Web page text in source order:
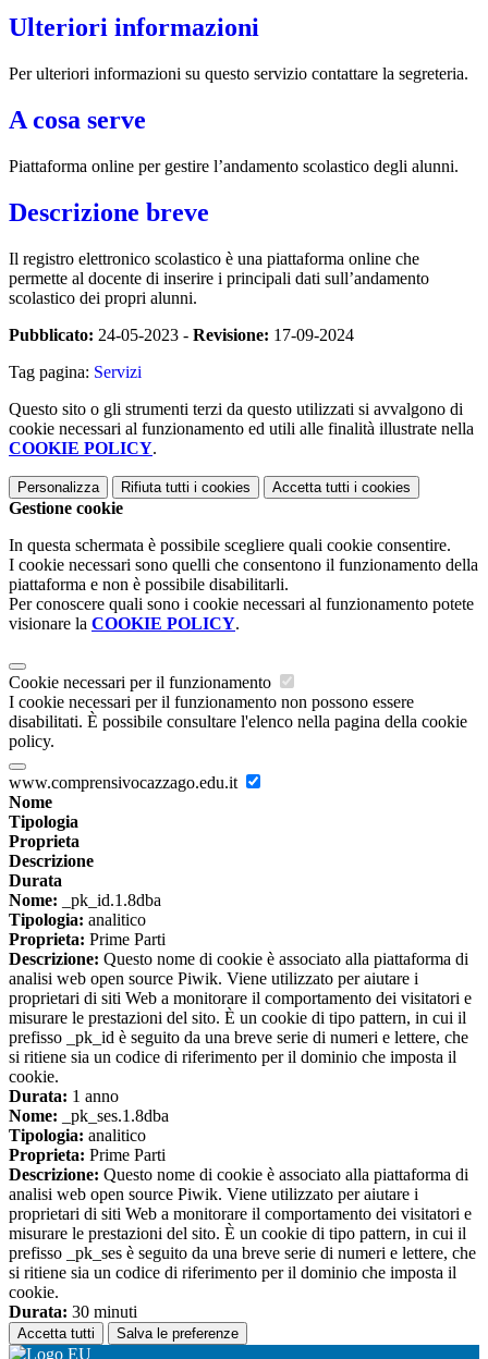
Ulteriori informazioni
Per ulteriori informazioni su questo servizio contattare la segreteria.
A cosa serve
Piattaforma online per gestire l’andamento scolastico degli alunni.
Descrizione breve
Il registro elettronico scolastico è una piattaforma online che
permette al docente di inserire i principali dati sull’andamento
scolastico dei propri alunni.
Pubblicato: 24-05-2023 - Revisione: 17-09-2024
Tag pagina: Servizi
Questo sito o gli strumenti terzi da questo utilizzati si avvalgono di
cookie necessari al funzionamento ed utili alle finalità illustrate nella
COOKIE POLICY.
Personalizza Rifiuta tutti i cookies Accetta tutti i cookies
Gestione cookie
In questa schermata è possibile scegliere quali cookie consentire.
I cookie necessari sono quelli che consentono il funzionamento della
piattaforma e non è possibile disabilitarli.
Per conoscere quali sono i cookie necessari al funzionamento potete
visionare la COOKIE POLICY.
Cookie necessari per il funzionamento
I cookie necessari per il funzionamento non possono essere
disabilitati. È possibile consultare l'elenco nella pagina della cookie
policy.
www.comprensivocazzago.edu.it
Nome
Tipologia
Proprieta
Descrizione
Durata
Nome: _pk_id.1.8dba
Tipologia: analitico
Proprieta: Prime Parti
Descrizione: Questo nome di cookie è associato alla piattaforma di
analisi web open source Piwik. Viene utilizzato per aiutare i
proprietari di siti Web a monitorare il comportamento dei visitatori e
misurare le prestazioni del sito. È un cookie di tipo pattern, in cui il
prefisso _pk_id è seguito da una breve serie di numeri e lettere, che
si ritiene sia un codice di riferimento per il dominio che imposta il
cookie.
Durata: 1 anno
Nome: _pk_ses.1.8dba
Tipologia: analitico
Proprieta: Prime Parti
Descrizione: Questo nome di cookie è associato alla piattaforma di
analisi web open source Piwik. Viene utilizzato per aiutare i
proprietari di siti Web a monitorare il comportamento dei visitatori e
misurare le prestazioni del sito. È un cookie di tipo pattern, in cui il
prefisso _pk_ses è seguito da una breve serie di numeri e lettere, che
si ritiene sia un codice di riferimento per il dominio che imposta il
cookie.
Durata: 30 minuti
Accetta tutti Salva le preferenze